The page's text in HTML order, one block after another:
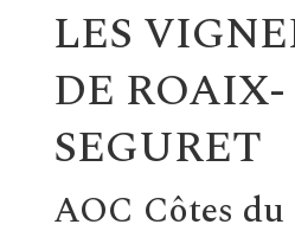
LES
DE ROAIX-
SEGURET
AOC Côtes du